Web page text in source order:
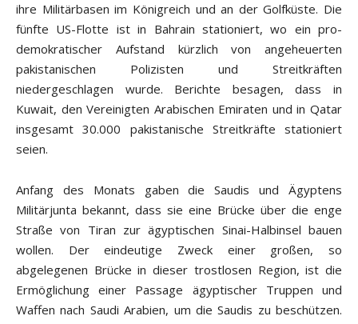
ihre Militärbasen im Königreich und an der Golfküste. Die
fünfte US-Flotte ist in Bahrain stationiert, wo ein pro-
demokratischer Aufstand kürzlich von angeheuerten
pakistanischen Polizisten und Streitkräften
niedergeschlagen wurde. Berichte besagen, dass in
Kuwait, den Vereinigten Arabischen Emiraten und in Qatar
insgesamt 30.000 pakistanische Streitkräfte stationiert
seien.
Anfang des Monats gaben die Saudis und Ägyptens
Militärjunta bekannt, dass sie eine Brücke über die enge
Straße von Tiran zur ägyptischen Sinai-Halbinsel bauen
wollen. Der eindeutige Zweck einer großen, so
abgelegenen Brücke in dieser trostlosen Region, ist die
Ermöglichung einer Passage ägyptischer Truppen und
Waffen nach Saudi Arabien, um die Saudis zu beschützen.